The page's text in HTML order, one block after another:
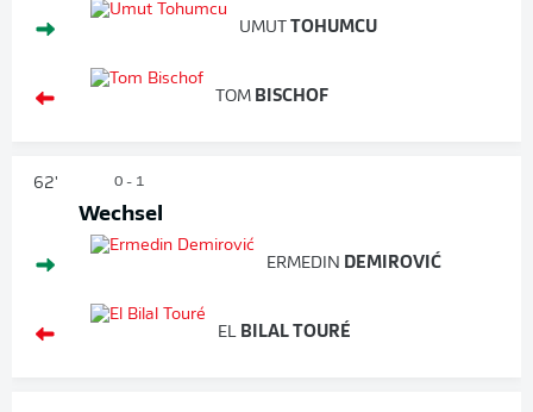
UMUT TOHUMCU
TOM BISCHOF
62' 0 - 1
Wechsel
ERMEDIN DEMIROVIĆ
EL BILAL TOURÉ